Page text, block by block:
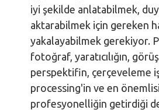
iyi şekilde anlatabilmek,
aktarabilmek için gereken
yakalayabilmek gerekiyor.
fotoğraf, yaratıcılığın,
perspektifin, çerçeveleme
processing'in ve en
profesyonelliğin getirdiği